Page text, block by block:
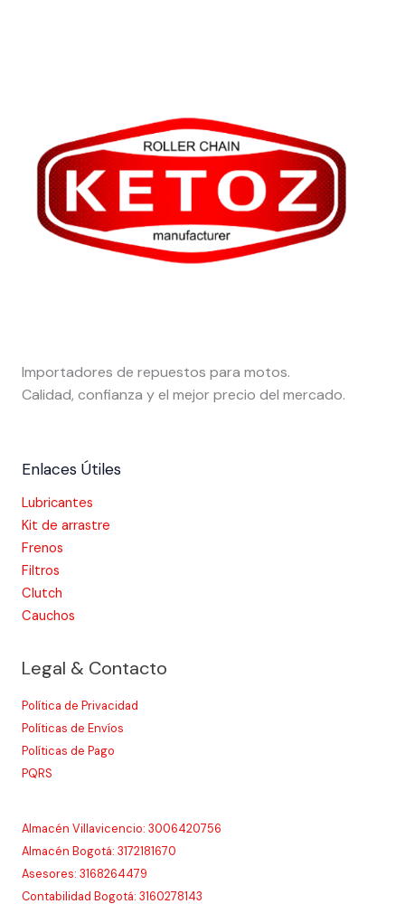
Importadores de repuestos para motos.
Calidad, confianza y el mejor precio del mercado.
Enlaces Útiles
Lubricantes
Kit de arrastre
Frenos
Filtros
Clutch
Cauchos
Legal & Contacto
Política de Privacidad
Políticas de Envíos
Políticas de Pago
PQRS
Almacén Villavicencio: 3006420756
Almacén Bogotá: 3172181670
Asesores: 3168264479
Contabilidad Bogotá: 3160278143